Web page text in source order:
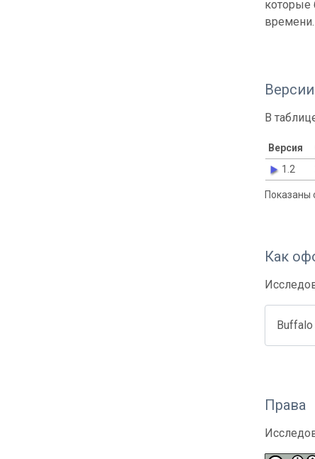
которые
времени.
Версии
В
Версия
1.2
Показаны
Как
Права